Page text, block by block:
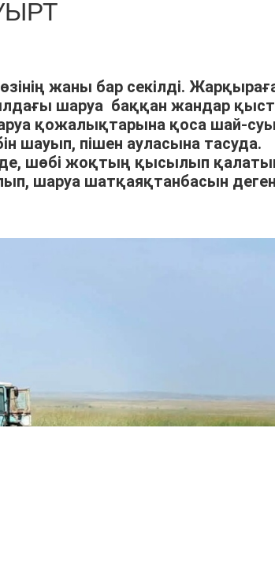
жаны бар секілді.
шаруа баққан жандар
қожалықтарына қоса шай-
шауып, пішен ауласына тасуда.
шөбі жоқтың қысылып
шаруа шатқаяқтанбасын деген